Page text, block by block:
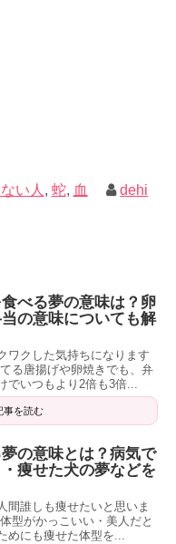
に読んでいただきたい
方 [ 直居 由美里 ]
byRinker
楽天市場
む
ていて、あわてて舌で確認した
【夢占い】ゾンビに助けてもらう夢の意味とは？追われる、噛まれる、逃げる、殴る等の夢を解説します
い人 , 蛇, 血 dehi
食べる夢の意味は？卵
の意味についても解
ワクした気持ちになります
る唐揚げや卵焼きでも、弁
でいつもより2倍も3倍...
事を読む
夢の意味とは？病気で
痩せた犬の夢などを
間誰しも痩せたいと思いま
型がかっこいい・美人だと
めにも痩せた体型を...